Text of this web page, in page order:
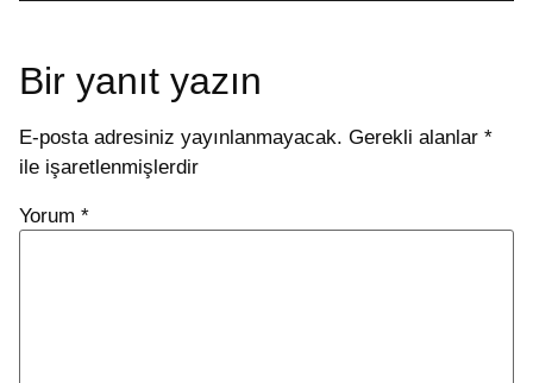
Bir yanıt yazın
E-posta adresiniz yayınlanmayacak. Gerekli alanlar *
ile işaretlenmişlerdir
Yorum *